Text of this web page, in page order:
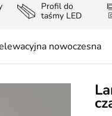
Profil do
taśmy LED
nowoczesna